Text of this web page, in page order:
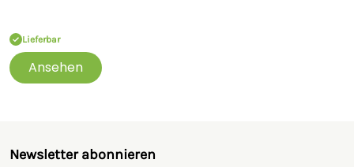
Lieferbar
Ansehen
Newsletter abonnieren